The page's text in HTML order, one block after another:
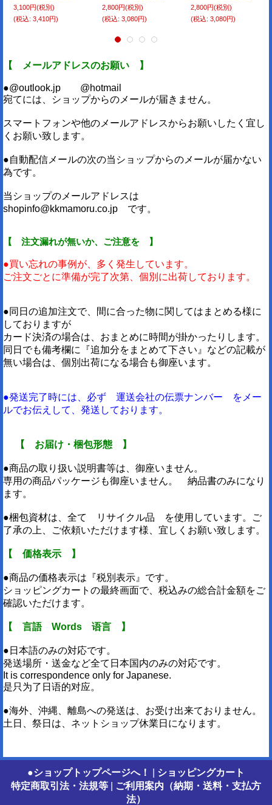
3,100円(税別)
(税込: 3,410円)
2,800円(税別)
(税込: 3,080円)
2,800円(税別)
(税込: 3,080円)
【 メールアドレスのお願い 】
●@outlook.jp @hotmail
宛てには、ショップからのメールが届きません。
スマートフォンや他のメールアドレスからお願いしたく宜し
くお願い致します。
●自動配信メールの次の当ショップからのメールが届かない
為です。
当ショップのメールアドレスは
shopinfo@kkmamoru.co.jp です。
【 注文漏れが無いか、ご注意を 】
●買い忘れの事例が、多く発生しています。
ご注文ごとに準備が完了次第、個別に出荷しております。
●同日の追加注文で、間に合った物に関してはまとめる様に
しておりますが
カード決済の場合は、おまとめに時間が掛かったりします。
同日でも備考欄に『追加分をまとめて下さい』などの記載が
無い場合は、個別出荷になる場合も御座います。
●発送完了時には、必ず 運送会社の伝票ナンバー をメー
ルでお伝えして、発送しております。
【 お届け・梱包形態 】
●商品の取り扱い説明書等は、御座いません。
専用の商品パッケージも御座いません。 納品書のみになり
ます。
●梱包資材は、全て リサイクル品 を使用しています。ご
了承の上、ご依頼いただけます様、宜しくお願い致します。
【 価格表示 】
●商品の価格表示は『税別表示』です。
ショッピングカートの最終画面で、税込みの総合計金額をご
確認いただけます。
【 言語 Words 语言 】
●日本語のみの対応です。
発送場所・送金など全て日本国内のみの対応です。
It is correspondence only for Japanese.
是只为了日语的对应。
●海外、沖縄、離島への発送は、お受け出来ておりません。
土日、祭日は、ネットショップ休業日になります。
●ショップトップページへ！
ショッピングカート
特定商取引法・法規等
ご利用案内（納期・送料・支払方
法）